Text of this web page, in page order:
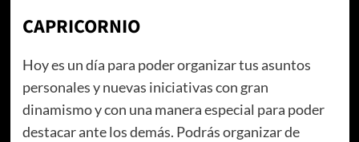
CAPRICORNIO
Hoy es un día para poder organizar tus asuntos
personales y nuevas iniciativas con gran
dinamismo y con una manera especial para poder
destacar ante los demás. Podrás organizar de